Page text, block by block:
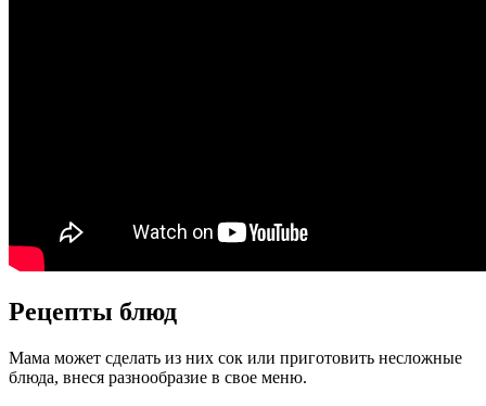
Рецепты блюд
Мама может сделать из них сок или приготовить несложные
блюда, внеся разнообразие в свое меню.